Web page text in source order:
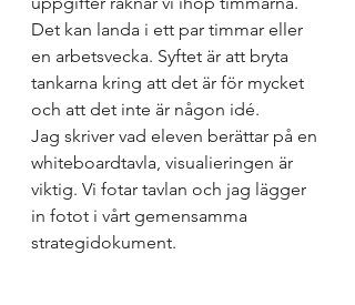
Det kan landa i ett par timmar eller
en arbetsvecka. Syftet är att bryta
tankarna kring att det är för mycket
och att det inte är någon idé.
Jag skriver vad eleven berättar på en
whiteboardtavla, visualieringen är
viktig. Vi fotar tavlan och jag lägger
in fotot i vårt gemensamma
strategidokument.